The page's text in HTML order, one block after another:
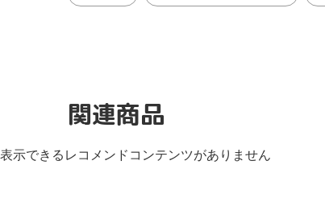
関連商品
表示できるレコメンドコンテンツがありません